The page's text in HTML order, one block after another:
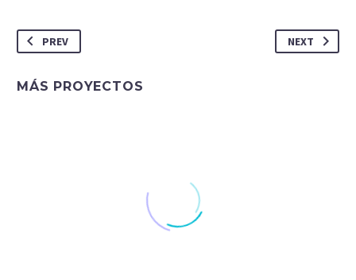
PREV NEXT
MÁS PROYECTOS